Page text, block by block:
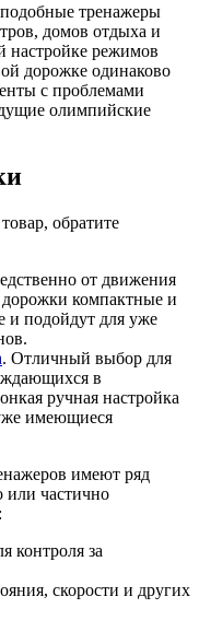
тренажеры
домов отдыха и
настройке режимов
дорожке одинаково
с проблемами
олимпийские
обратите
от движения
компактные и
и подойдут для уже
. Отличный выбор для
в
ручная настройка
имеющиеся
имеют ряд
или частично
контроля за
скорости и других